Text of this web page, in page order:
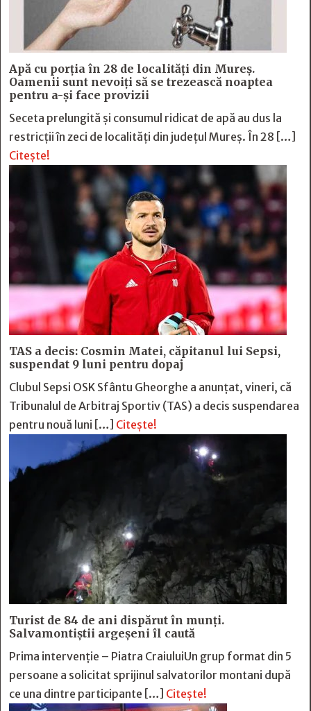
Apă cu porția în 28 de localități din Mureș.
Oamenii sunt nevoiți să se trezească noaptea
pentru a-și face provizii
Seceta prelungită și consumul ridicat de apă au dus la
restricții în zeci de localități din județul Mureș. În 28 […]
Citește!
TAS a decis: Cosmin Matei, căpitanul lui Sepsi,
suspendat 9 luni pentru dopaj
Clubul Sepsi OSK Sfântu Gheorghe a anunțat, vineri, că
Tribunalul de Arbitraj Sportiv (TAS) a decis suspendarea
pentru nouă luni […] Citește!
Turist de 84 de ani dispărut în munți.
Salvamontiștii argeșeni îl caută
Prima intervenție – Piatra CraiuluiUn grup format din 5
persoane a solicitat sprijinul salvatorilor montani după
ce una dintre participante […] Citește!